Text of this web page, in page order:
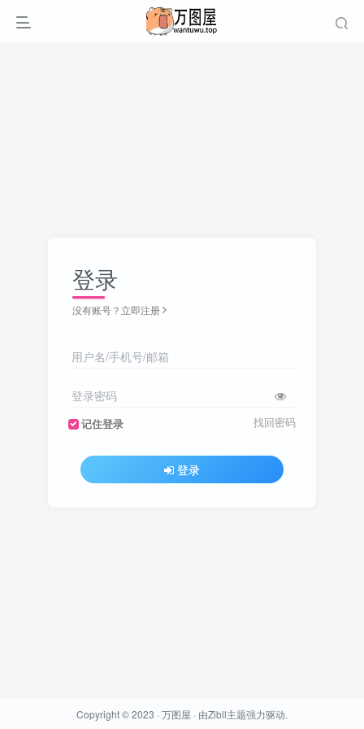
登录
没有账号？立即注册
用户名/手机号/邮箱
登录密码
记住登录 找回密码
登录
Copyright © 2023 · 万图屋 · 由Zibll主题强力驱动.